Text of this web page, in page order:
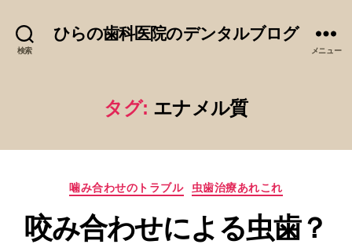
検索
ひらの歯科医院のデンタルブログ
メニュー
タグ: エナメル質
カ
ゴ
リ
噛み合わせのトラブル 虫歯治療あれこれ
咬み合わせによる虫歯？